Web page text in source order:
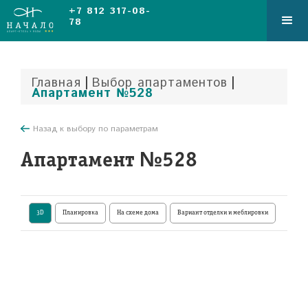
+7 812 317-08-
78
Главная | Выбор апартаментов |
Апартамент №528
Назад к выбору по параметрам
Апартамент №528
3D Планировка На схеме дома Вариант отделки и меблировки